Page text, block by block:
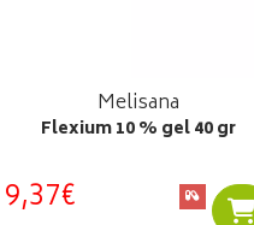
Melisana
Flexium 10 % gel 40 gr
9,37€